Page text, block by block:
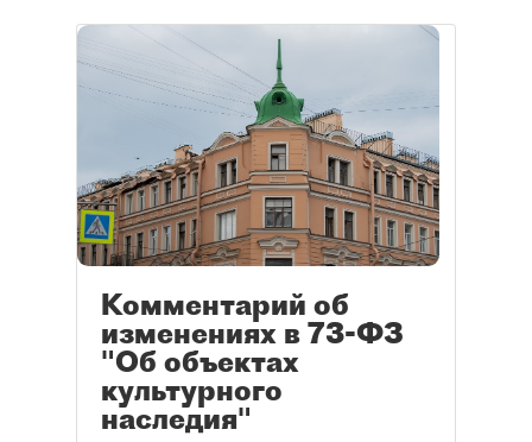
Комментарий об
изменениях в 73-ФЗ
"Об объектах
культурного
наследия"